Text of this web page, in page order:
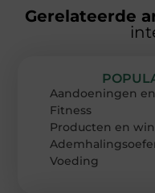
Gerelateerde
Aandoeningen
Fitness
Producten en
Voeding